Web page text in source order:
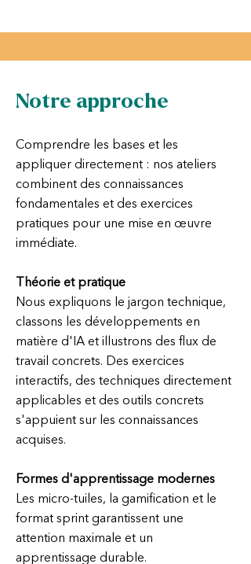
Notre approche
Comprendre les bases et les
appliquer directement : nos ateliers
combinent des connaissances
fondamentales et des exercices
pratiques pour une mise en œuvre
immédiate.
Théorie et pratique
Nous expliquons le jargon technique,
classons les développements en
matière d'IA et illustrons des flux de
travail concrets. Des exercices
interactifs, des techniques directement
applicables et des outils concrets
s'appuient sur les connaissances
acquises.
Formes d'apprentissage modernes
Les micro-tuiles, la gamification et le
format sprint garantissent une
attention maximale et un
apprentissage durable.